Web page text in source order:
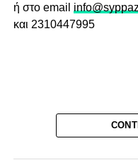
ή στο email
και 2310447995